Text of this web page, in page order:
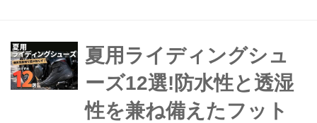
まざまなアイテムが登場してる。とい
うわけで今回はデイトナのコンパクト
フォグランプ、プレシャスレイスモー
ルを装着してみるよ。
夏用ライディングシュ
ーズ12選!防水性と透湿
性を兼ね備えたフット